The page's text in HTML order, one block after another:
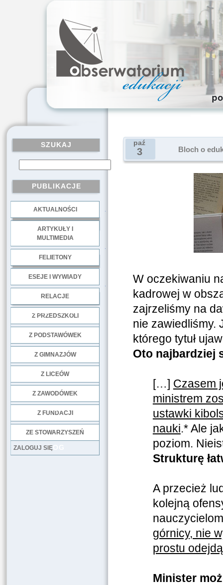
SZUKAJ
PUBLIKACJE
AKTUALNOŚCI
ARTYKUŁY I
MULTIMEDIA
FELIETONY
ESEJE I WYWIADY
RELACJE
Z PRZEDSZKOLI
Z PODSTAWÓWEK
Z GIMNAZJÓW
Z LICEÓW
Z ZAWODÓWEK
Z FUNDACJI
ZE STOWARZYSZEŃ
LOG
ZALOGUJ SIĘ
paź
3 Bloch o
W oczekiwaniu
kadrowej w
zajrzeliśmy na
nie zawiedliśmy.
którego tytuł
Oto najbardziej
[…] Czasem
ministrem
ustawki
nauki.* Ale
poziom.
Strukturę
A przecież
kolejną
górnicy, nie
prostu
Minister